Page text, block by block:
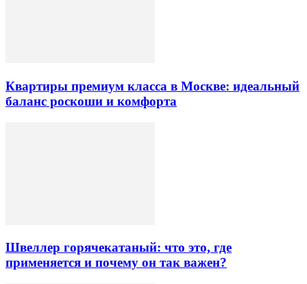
Квартиры премиум класса в Москве: идеальный
баланс роскоши и комфорта
Швеллер горячекатаный: что это, где
применяется и почему он так важен?